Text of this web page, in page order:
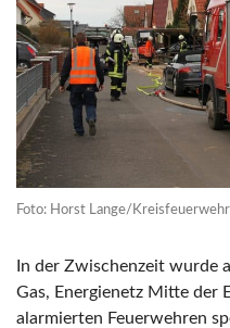
Foto: Horst Lange/Kreisfeuerwehr
In der Zwischenzeit wurde
Gas, Energienetz Mitte der
alarmierten Feuerwehren